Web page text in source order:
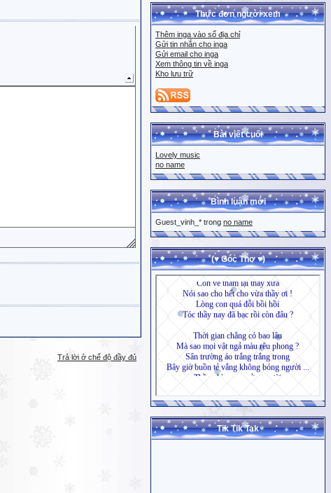
Trả lời ở chế độ đầy đủ
Thực đơn người xem
Thêm inga vào sổ địa chỉ
Gửi tin nhắn cho inga
Gửi email cho inga
Xem thông tin về inga
Kho lưu trữ
Bài viết cuối
Lovely music
no name
Bình luận mới
Guest_vinh_* trong no name
(♥ Góc Thơ ♥)
Tik Tik Tak